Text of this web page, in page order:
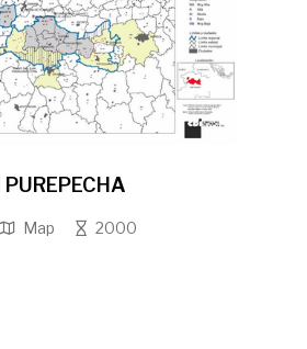
PUREPECHA
Map 2000